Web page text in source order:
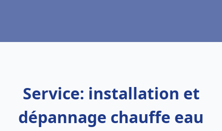
Service: installation et
dépannage chauffe eau